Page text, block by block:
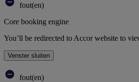
fout(en)
Core booking engine
You’ll be redirected to Accor website to
Venster sluiten
fout(en)